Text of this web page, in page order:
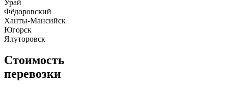
Урай
Фёдоровский
Ханты-Мансийск
Югорск
Ялуторовск
Стоимость
перевозки